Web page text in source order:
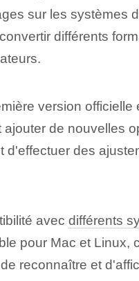
sur les systèmes
différents
version officielle
de nouvelles
des
avec différents
pour Mac et Linux,
reconnaître et